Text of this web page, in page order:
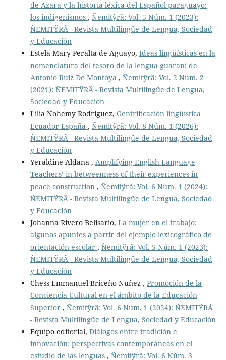
de Azara y la historia léxica del Español paraguayo:
los indigenismos , Ñemitỹrã: Vol. 5 Núm. 1 (2023):
ÑEMITỸRÃ - Revista Multilingüe de Lengua, Sociedad
y Educación
Estela Mary Peralta de Aguayo, Ideas lingüísticas en la
nomenclatura del tesoro de la lengua guaraní de
Antonio Ruiz De Montoya , Ñemitỹrã: Vol. 2 Núm. 2
(2021): ÑEMITỸRÃ - Revista Multilingüe de Lengua,
Sociedad y Educación
Lilia Nohemy Rodriguez, Gentrificación lingüística
Ecuador-España , Ñemitỹrã: Vol. 8 Núm. 1 (2026):
ÑEMITỸRÃ - Revista Multilingüe de Lengua, Sociedad
y Educación
Yeraldine Aldana , Amplifying English Language
Teachers’ in-betweenness of their experiences in
peace construction , Ñemitỹrã: Vol. 6 Núm. 1 (2024):
ÑEMITỸRÃ - Revista Multilingüe de Lengua, Sociedad
y Educación
Johanna Rivero Belisario, La mujer en el trabajo:
algunos apuntes a partir del ejemplo lexicográfico de
orientación escolar , Ñemitỹrã: Vol. 5 Núm. 1 (2023):
ÑEMITỸRÃ - Revista Multilingüe de Lengua, Sociedad
y Educación
Chess Emmanuel Briceño Nuñez , Promoción de la
Conciencia Cultural en el ámbito de la Educación
Superior , Ñemitỹrã: Vol. 6 Núm. 1 (2024): ÑEMITỸRÃ
- Revista Multilingüe de Lengua, Sociedad y Educación
Equipo editorial, Diálogos entre tradición e
innovación: perspectivas contemporáneas en el
estudio de las lenguas , Ñemitỹrã: Vol. 6 Núm. 3